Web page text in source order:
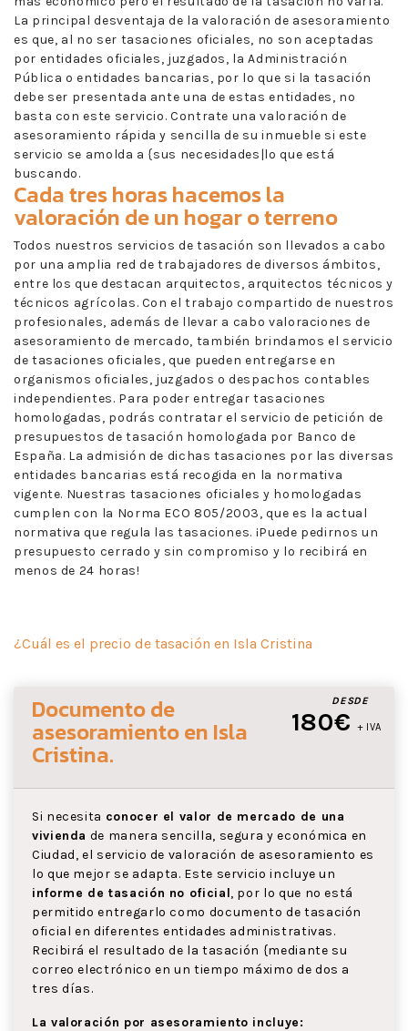
La principal desventaja de la valoración de asesoramiento
es que, al no ser tasaciones oficiales, no son aceptadas
por entidades oficiales, juzgados, la Administración
Pública o entidades bancarias, por lo que si la tasación
debe ser presentada ante una de estas entidades, no
basta con este servicio. Contrate una valoración de
asesoramiento rápida y sencilla de su inmueble si este
servicio se amolda a {sus necesidades|lo que está
buscando.
Cada tres horas hacemos la
valoración de un hogar o terreno
Todos nuestros servicios de tasación son llevados a cabo
por una amplia red de trabajadores de diversos ámbitos,
entre los que destacan arquitectos, arquitectos técnicos y
técnicos agrícolas. Con el trabajo compartido de nuestros
profesionales, además de llevar a cabo valoraciones de
asesoramiento de mercado, también brindamos el servicio
de tasaciones oficiales, que pueden entregarse en
organismos oficiales, juzgados o despachos contables
independientes. Para poder entregar tasaciones
homologadas, podrás contratar el servicio de petición de
presupuestos de tasación homologada por Banco de
España. La admisión de dichas tasaciones por las diversas
entidades bancarias está recogida en la normativa
vigente. Nuestras tasaciones oficiales y homologadas
cumplen con la Norma ECO 805/2003, que es la actual
normativa que regula las tasaciones. ¡Puede pedirnos un
presupuesto cerrado y sin compromiso y lo recibirá en
menos de 24 horas!
¿Cuál es el precio de tasación en Isla Cristina
DESDE
180€ + IVA
Documento de
asesoramientoen Isla
Cristina.
Si necesita conocer el valor de mercado de una
vivienda de manera sencilla, segura y económica en
Ciudad, el servicio de valoración de asesoramiento es
lo que mejor se adapta. Este servicio incluye un
informe de tasación no oficial, por lo que no está
permitido entregarlo como documento de tasación
oficial en diferentes entidades administrativas.
Recibirá el resultado de la tasación {mediante su
correo electrónico en un tiempo máximo de dos a
tres días.
La valoración por asesoramiento incluye: